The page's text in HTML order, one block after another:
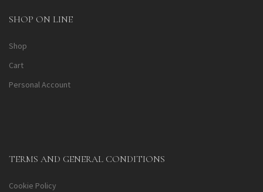
SHOP ON LINE
Shop
Cart
Personal Account
TERMS AND GENERAL CONDITIONS
Cookie Policy